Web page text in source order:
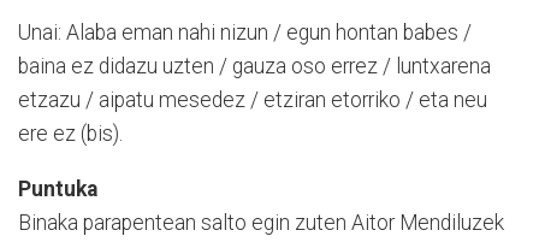
Unai: Alaba eman nahi nizun / egun hontan babes /
baina ez didazu uzten / gauza oso errez / luntxarena
etzazu / aipatu mesedez / etziran etorriko / eta neu
ere ez (bis).
Puntuka
Binaka parapentean salto egin zuten Aitor Mendiluzek